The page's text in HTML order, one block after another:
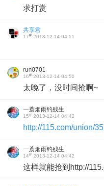
求打赏
共享君
17# 2013-12-14 04:51
run0701
16# 2013-12-14 04:50
太晚了，没时间抢啊~
一蓑烟雨钓残生
15# 2013-12-14 04:42
http://115.com/union/
一蓑烟雨钓残生
14# 2013-12-14 04:42
这样就能抢到http://